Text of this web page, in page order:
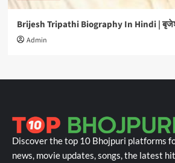
Brijesh Tripathi Biography In Hindi | बृजेश
Admin
Discover the top 10 Bhojpuri platforms
news, movie updates, songs, the latest